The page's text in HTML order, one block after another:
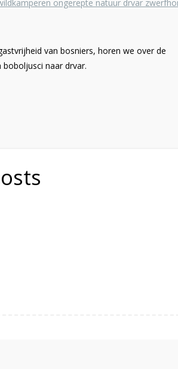
van bosniers, horen we over de
naar drvar.